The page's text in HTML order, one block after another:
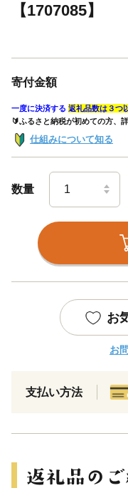
【1707085】
寄付金額
一度に決済する 返礼品数は３つ
🔰ふるさと納税が初めての方、
仕組みについて知る
数量
お
お
支払い方法